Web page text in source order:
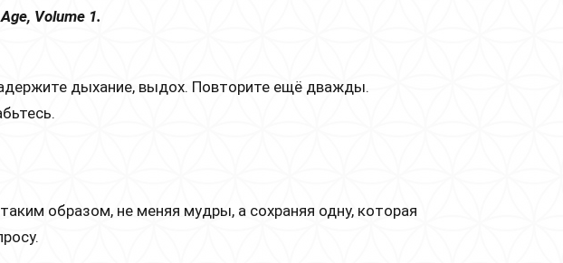
Volume 1.
дыхание, выдох. Повторите ещё дважды.
образом, не меняя мудры, а сохраняя одну, которая